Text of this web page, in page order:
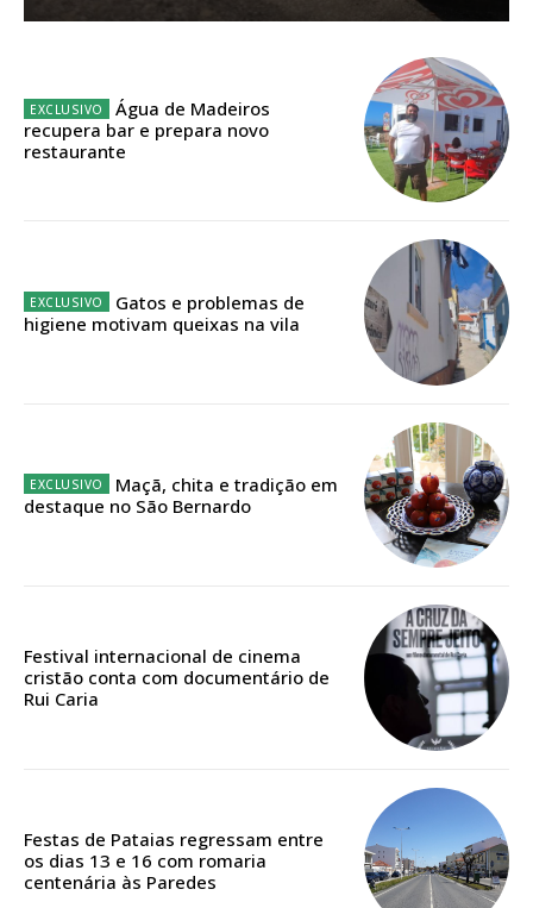
Escolha o plano de assinatura desejado:
32€
Edição em papel entregue à Quinta-feira em sua
casa
Acesso ao conteúdo online
Acesso aos conteúdos Exclusivos para
Escolha o plano
DIGITAL ANUAL
16
Água de Madeiros
recupera bar e prepara novo
restaurante
Gatos e problemas de
higiene motivam queixas na vila
Maçã, chita e tradição em
destaque no São Bernardo
Festival internacional de cinema
cristão conta com documentário de
Rui Caria
Festas de Pataias regressam entre
os dias 13 e 16 com romaria
centenária às Paredes